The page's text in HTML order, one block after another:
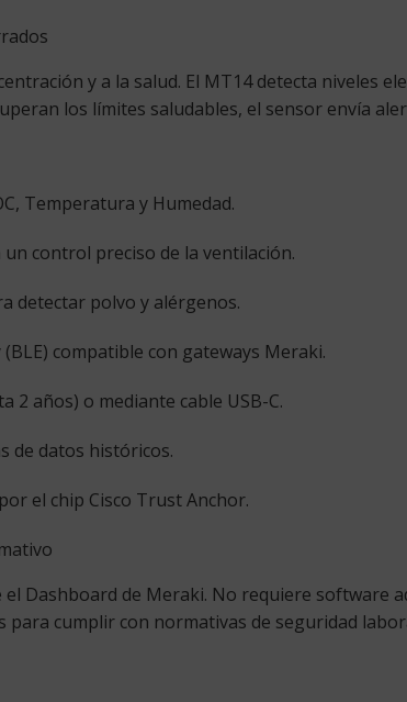
y a la salud. El MT14 detecta niveles
los límites saludables, el sensor envía
Temperatura y Humedad.
un control preciso de la ventilación.
detectar polvo y alérgenos.
compatible con gateways Meraki.
2 años) o mediante cable USB-C.
de datos históricos.
el chip Cisco Trust Anchor.
el Dashboard de Meraki. No requiere
para cumplir con normativas de seguridad